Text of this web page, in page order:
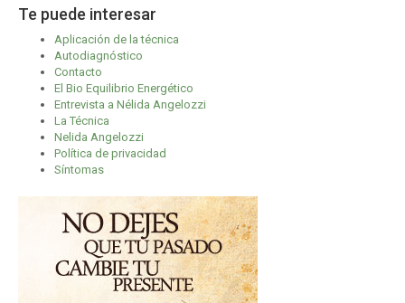
Te puede interesar
Aplicación de la técnica
Autodiagnóstico
Contacto
El Bio Equilibrio Energético
Entrevista a Nélida Angelozzi
La Técnica
Nelida Angelozzi
Política de privacidad
Síntomas